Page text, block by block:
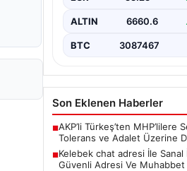
güvenli bir tarzda bağlantı
Güncel olarak…
ALTIN 6660.6
BTC 3087467
Son Eklenen Haberler
■AKP’li Türkeş’ten MHP’lilere
Tolerans ve Adalet Üzerine
■Kelebek chat adresi İle Sanal
Güvenli Adresi Ve Muhabbet